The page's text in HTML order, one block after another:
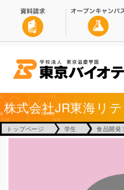
株式会社JR東海リ
トップページ 学生 食品開発